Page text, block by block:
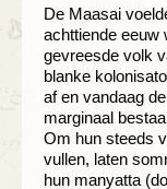
De Maasai
achttiende eeuw
gevreesde volk
blanke
af en vandaag
marginaal
Om hun steeds
vullen, laten
hun manyatta